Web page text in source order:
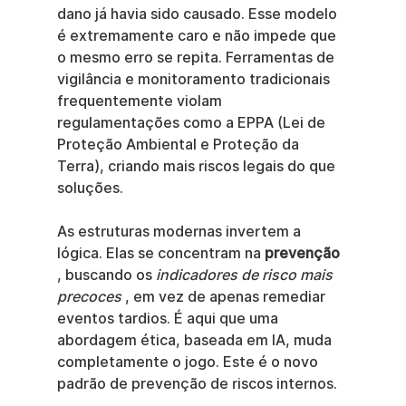
dano já havia sido causado. Esse modelo
é extremamente caro e não impede que
o mesmo erro se repita. Ferramentas de
vigilância e monitoramento tradicionais
frequentemente violam
regulamentações como a EPPA (Lei de
Proteção Ambiental e Proteção da
Terra), criando mais riscos legais do que
soluções.
As estruturas modernas invertem a
lógica. Elas se concentram na prevenção
, buscando os indicadores de risco mais
precoces , em vez de apenas remediar
eventos tardios. É aqui que uma
abordagem ética, baseada em IA, muda
completamente o jogo. Este é o novo
padrão de prevenção de riscos internos.